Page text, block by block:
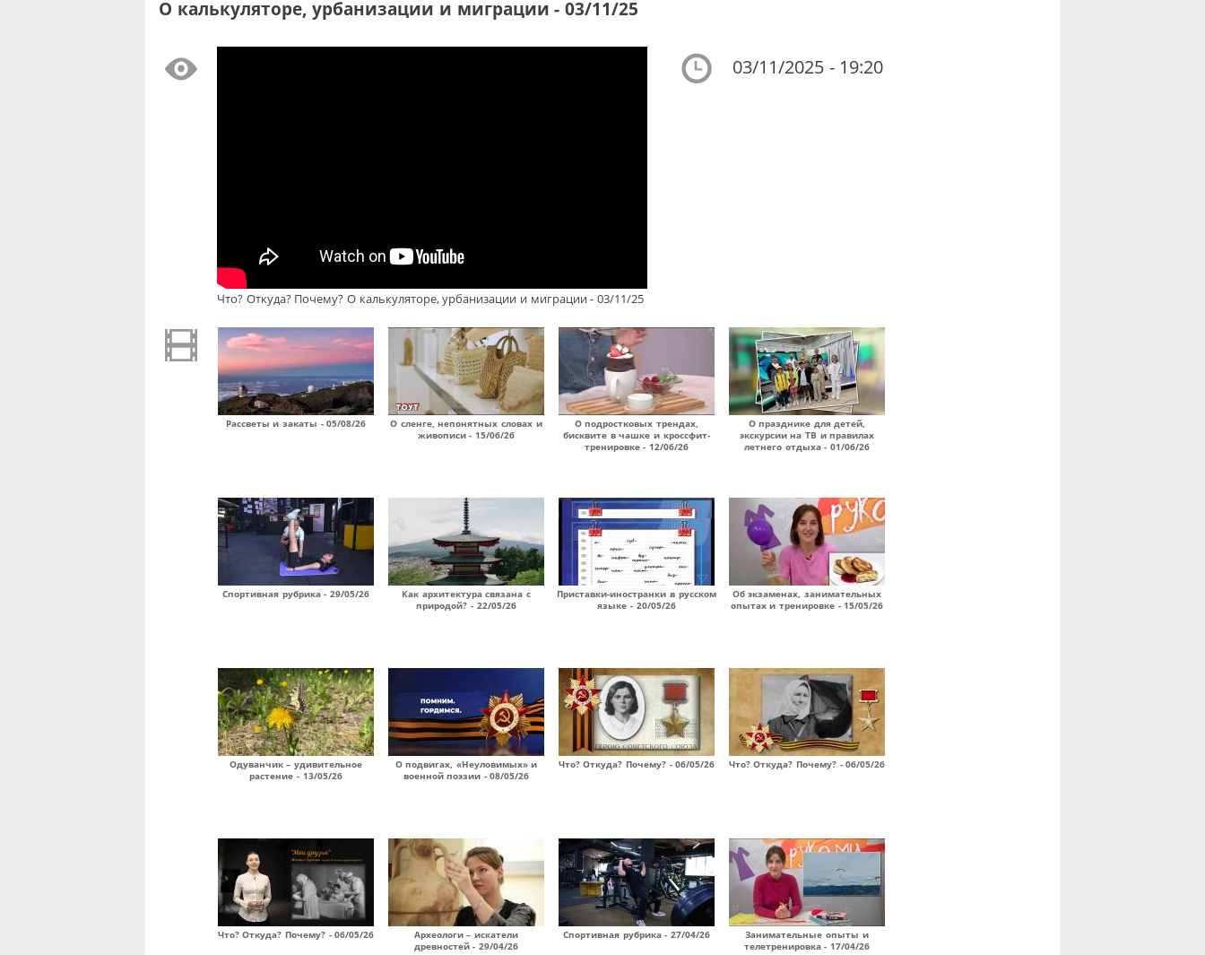
О калькуляторе, урбанизации и миграции - 03/11/25
Что? Откуда? Почему? О калькуляторе, урбанизации и миграции - 03/11/25
03/11/2025 - 19:20
Рассветы и закаты - 05/08/26
О сленге, непонятных словах и
живописи - 15/06/26
О подростковых трендах,
бисквите в чашке и кроссфит-
тренировке - 12/06/26
О празднике для детей,
экскурсии на ТВ и правилах
летнего отдыха - 01/06/26
Спортивная рубрика - 29/05/26
Как архитектура связана с
природой? - 22/05/26
Приставки-иностранки в русском
языке - 20/05/26
Об экзаменах, занимательных
опытах и тренировке - 15/05/26
Одуванчик – удивительное
растение - 13/05/26
О подвигах, «Неуловимых» и
военной поэзии - 08/05/26
Что? Откуда? Почему? - 06/05/26 Что? Откуда? Почему? - 06/05/26
Что? Откуда? Почему? - 06/05/26
Археологи – искатели
древностей - 29/04/26
Спортивная рубрика - 27/04/26
Занимательные опыты и
телетренировка - 17/04/26